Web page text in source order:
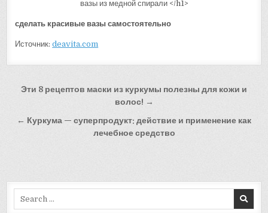
сделать красивые вазы самостоятельно
Источник:deavita.com
Навигация
записям
Эти 8 рецептов маски из куркумы полезны для кожи и
волос! →
← Куркума — суперпродукт: действие и применение как
лечебное средство